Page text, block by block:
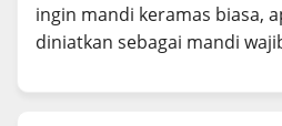
ingin mandi keramas biasa,
diniatkan sebagai mandi